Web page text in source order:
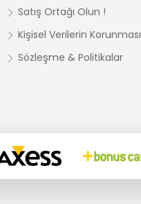
Satış Ortağı Olun !
Kişisel Verilerin Korunması
Sözleşme & Politikalar